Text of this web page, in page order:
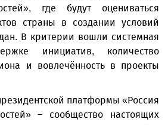
где будут оцениваться
страны в создании условий
В критерии вошли системная
инициатив, количество
и вовлечённость в проекты
платформы «Россия
– сообщество настоящих